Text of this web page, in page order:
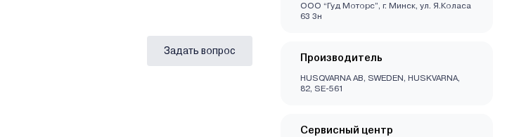
Задать вопрос
ООО “Гуд Моторс”, г. Минск, ул. Я.Коласа
63 3н
Производитель
HUSQVARNA AB, SWEDEN, HUSKVARNA,
82, SE-561
Сервисный центр